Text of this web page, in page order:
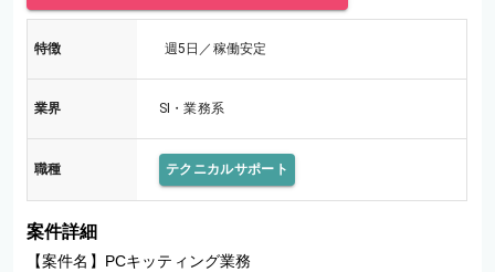
特徴 週5日／稼働安定
業界 SI・業務系
職種 テクニカルサポート
案件詳細
【案件名】PCキッティング業務